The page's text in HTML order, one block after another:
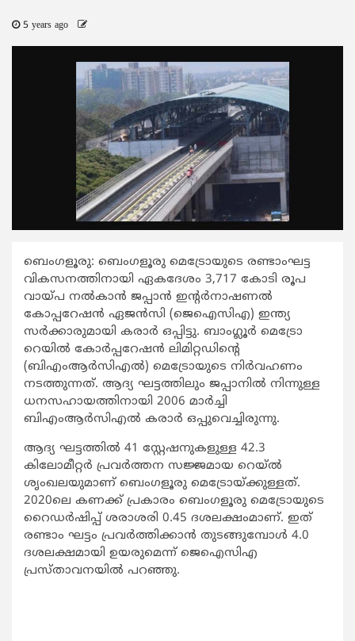
5 years ago
ബെംഗളൂരു: ബെംഗളൂരു മെട്രോയുടെ രണ്ടാംഘട്ട
വികസനത്തിനായി ഏകദേശം 3,717 കോടി രൂപ
വായ്പ നല്‍കാന്‍ ജപ്പാന്‍ ഇന്‍റര്‍നാഷണല്‍
കോപ്പറേഷന്‍ ഏജന്‍സി (ജെഐസിഎ) ഇന്ത്യ
സര്‍ക്കാരുമായി കരാര്‍ ഒപ്പിട്ടു. ബാംഗ്ലൂര്‍ മെട്രോ
റെയില്‍ കോര്‍പ്പറേഷന്‍ ലിമിറ്റഡിന്‍റെ
(ബിഎംആര്‍സിഎല്‍) മെട്രോയുടെ നിര്‍വഹണം
നടത്തുന്നത്. ആദ്യ ഘട്ടത്തിലും ജപ്പാനില്‍ നിന്നുള്ള
ധനസഹായത്തിനായി 2006 മാര്‍ച്ചി
ബിഎംആര്‍സിഎല്‍ കരാര്‍ ഒപ്പുവെച്ചിരുന്നു.
ആദ്യ ഘട്ടത്തില്‍ 41 സ്റ്റേഷനുകളുള്ള 42.3
കിലോമീറ്റര്‍ പ്രവര്‍ത്തന സജ്ജമായ റെയ്ല്‍
ശൃംഖലയുമാണ് ബെംഗളൂരു മെട്രോയ്ക്കുള്ളത്.
2020ലെ കണക്ക് പ്രകാരം ബെംഗളൂരു മെട്രോയുടെ
റൈഡര്‍ഷിപ്പ് ശരാശരി 0.45 ദശലക്ഷംമാണ്. ഇത്
രണ്ടാം ഘട്ടം പ്രവര്‍ത്തിക്കാന്‍ തുടങ്ങുമ്പോള്‍ 4.0
ദശലക്ഷമായി ഉയരുമെന്ന് ജെഐസിഎ
പ്രസ്താവനയില്‍ പറഞ്ഞു.